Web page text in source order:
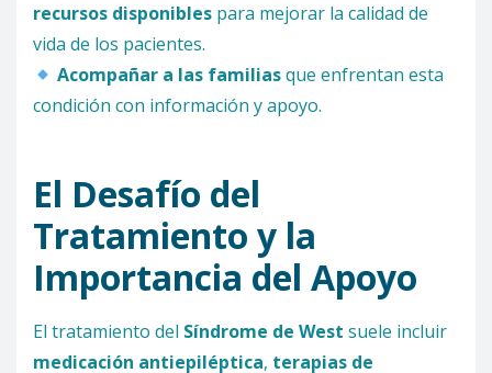
recursos disponibles para mejorar la calidad de
vida de los pacientes.
Acompañar a las familiasque enfrentan esta
condición con información y apoyo.
El Desafío del
Tratamiento y la
Importancia del Apoyo
El tratamiento del Síndrome de West suele incluir
medicación antiepiléptica, terapias de